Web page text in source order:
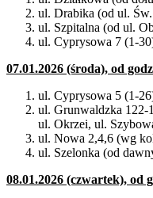
ul. Drabika (od ul.
ul. Szpitalna (od ul.
ul. Cyprysowa 7 (1-
07.01.2026 (środa), od
ul. Cyprysowa 5 (1-
ul. Grunwaldzka 122-
ul. Okrzei, ul.
ul. Nowa 2,4,6 (wg
ul. Szelonka (od
08.01.2026 (czwartek), od